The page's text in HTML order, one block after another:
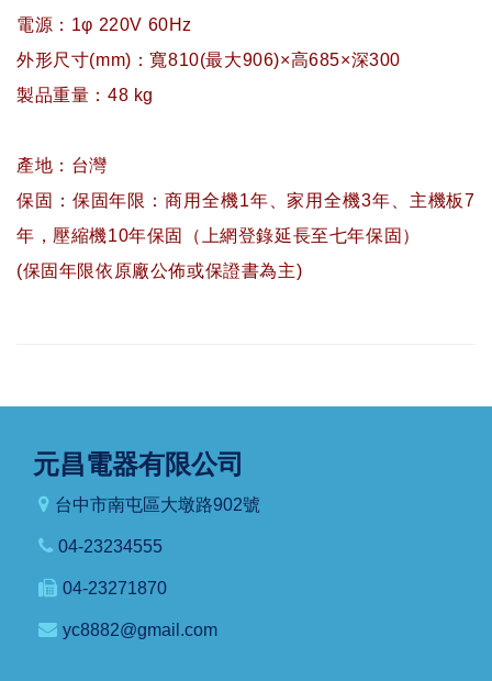
電源：1φ 220V 60Hz
外形尺寸(mm)：寬810(最大906)×高685×深300
製品重量：48 kg
產地：台灣
保固：保固年限：商用全機1年、家用全機3年、主機板7
年，壓縮機10年保固（上網登錄延長至七年保固）
(保固年限依原廠公佈或保證書為主)
元昌電器有限公司
台中市南屯區大墩路902號
04-23234555
04-23271870
yc8882@gmail.com